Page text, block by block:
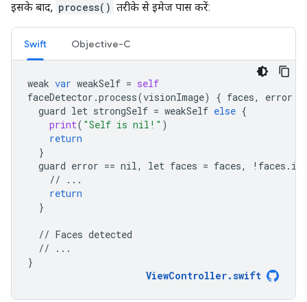
इसके बाद, process() तरीके से इमेज पास करें:
Swift Objective-C
weak var weakSelf = self
faceDetector .process(visionImage) { faces, error
guard let strongSelf = weakSelf else {
print( "Self is nil!" )
return
}
guard error == nil, let faces = faces, ! faces .
//
...
return
}
// Faces detected
//
...
}
ViewController.swift